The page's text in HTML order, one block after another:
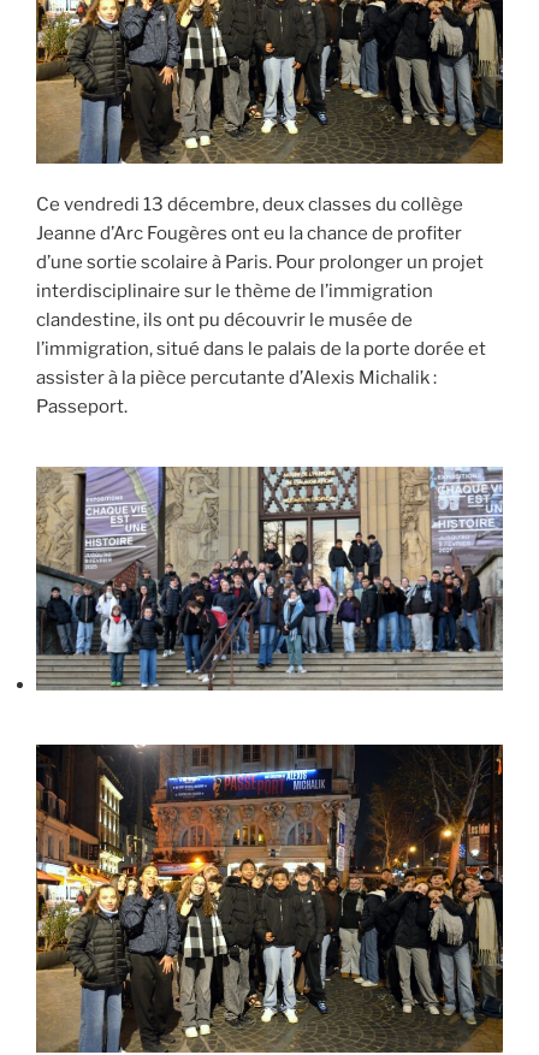
Ce vendredi 13 décembre, deux classes du collège
Jeanne d’Arc Fougères ont eu la chance de profiter
d’une sortie scolaire à Paris. Pour prolonger un projet
interdisciplinaire sur le thème de l’immigration
clandestine, ils ont pu découvrir le musée de
l’immigration, situé dans le palais de la porte dorée et
assister à la pièce percutante d’Alexis Michalik :
Passeport.